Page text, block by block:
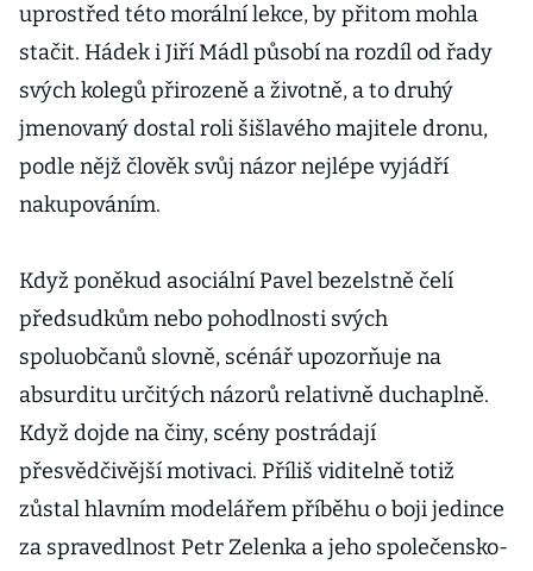
uprostřed této morální lekce, by přitom mohla
stačit. Hádek i Jiří Mádl působí na rozdíl od řady
svých kolegů přirozeně a životně, a to druhý
jmenovaný dostal roli šišlavého majitele dronu,
podle nějž člověk svůj názor nejlépe vyjádří
nakupováním.
Když poněkud asociální Pavel bezelstně čelí
předsudkům nebo pohodlnosti svých
spoluobčanů slovně, scénář upozorňuje na
absurditu určitých názorů relativně duchaplně.
Když dojde na činy, scény postrádají
přesvědčivější motivaci. Příliš viditelně totiž
zůstal hlavním modelářem příběhu o boji jedince
za spravedlnost Petr Zelenka a jeho společensko-